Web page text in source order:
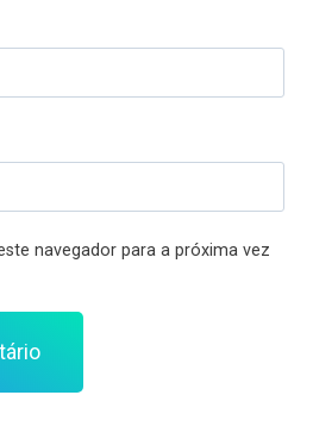
navegador para a próxima vez